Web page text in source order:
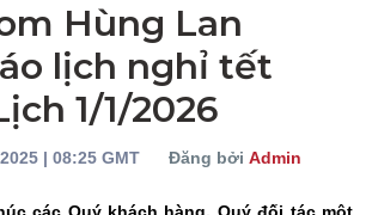
Hùng Lan
lịch nghỉ tết
1/1/2026
| 08:25 GMT Đăng bởi Admin